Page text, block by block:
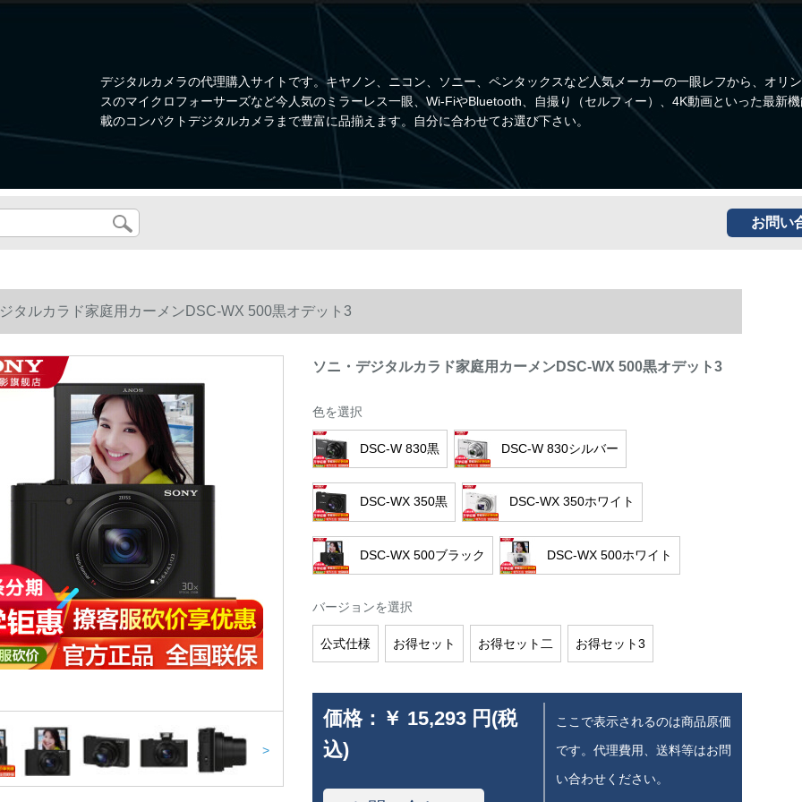
デジタルカメラの代理購入サイトです。キヤノン、ニコン、ソニー、ペンタックスなど人気メーカーの一眼レフから、オリ
スのマイクロフォーサーズなど今人気のミラーレス一眼、Wi-FiやBluetooth、自撮り（セルフィー）、4K動画といった最新
載のコンパクトデジタルカメラまで豊富に品揃えます。自分に合わせてお選び下さい。
お問い
タルカラド家庭用カーメンDSC-WX 500黒オデット3
>
ソニ・デジタルカラド家庭用カーメンDSC-WX 500黒オデット3
色を選択
DSC-W 830黒 DSC-W 830シルバー
DSC-WX 350黒 DSC-WX 350ホワイト
DSC-WX 500ブラック DSC-WX 500ホワイト
バージョンを選択
公式仕様 お得セット お得セット二 お得セット3
価格： ￥ 15,293 円(税
込)
ここで表示されるのは商品原価
です。代理費用、送料等はお問
い合わせください。